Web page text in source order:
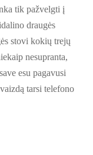
tik pažvelgti į
draugės
stovi kokių trejų
nesupranta,
esu pagavusi
tarsi telefono